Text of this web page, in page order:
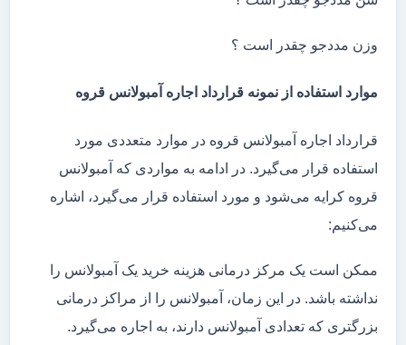
وزن مددجو چقدر است ؟
موارد استفاده از نمونه قرارداد اجاره آمبولانس قروه
قرارداد اجاره آمبولانس قروه در موارد متعددی مورد
استفاده قرار می‌گیرد. در ادامه به مواردی که آمبولانس
قروه کرایه می‌شود و مورد استفاده قرار می‌گیرد، اشاره
می‌کنیم:
ممکن است یک مرکز درمانی هزینه خرید یک آمبولانس را
نداشته باشد. در این زمان، آمبولانس را از مراکز درمانی
بزرگتری که تعدادی آمبولانس دارند، به اجاره می‌گیرد.